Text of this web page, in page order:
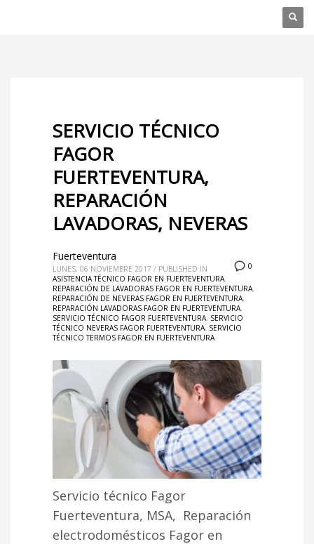
SERVICIO TÉCNICO
FAGOR
FUERTEVENTURA,
REPARACIÓN
LAVADORAS, NEVERAS
0
Fuerteventura
LUNES, 06 NOVIEMBRE 2017 / PUBLISHED IN
ASISTENCIA TÉCNICO FAGOR EN FUERTEVENTURA,
REPARACIÓN DE LAVADORAS FAGOR EN FUERTEVENTURA,
REPARACIÓN DE NEVERAS FAGOR EN FUERTEVENTURA,
REPARACIÓN LAVADORAS FAGOR EN FUERTEVENTURA,
SERVICIO TÉCNICO FAGOR FUERTEVENTURA, SERVICIO
TÉCNICO NEVERAS FAGOR FUERTEVENTURA, SERVICIO
TÉCNICO TERMOS FAGOR EN FUERTEVENTURA
Servicio técnico Fagor
Fuerteventura, MSA, Reparación
electrodomésticos Fagor en